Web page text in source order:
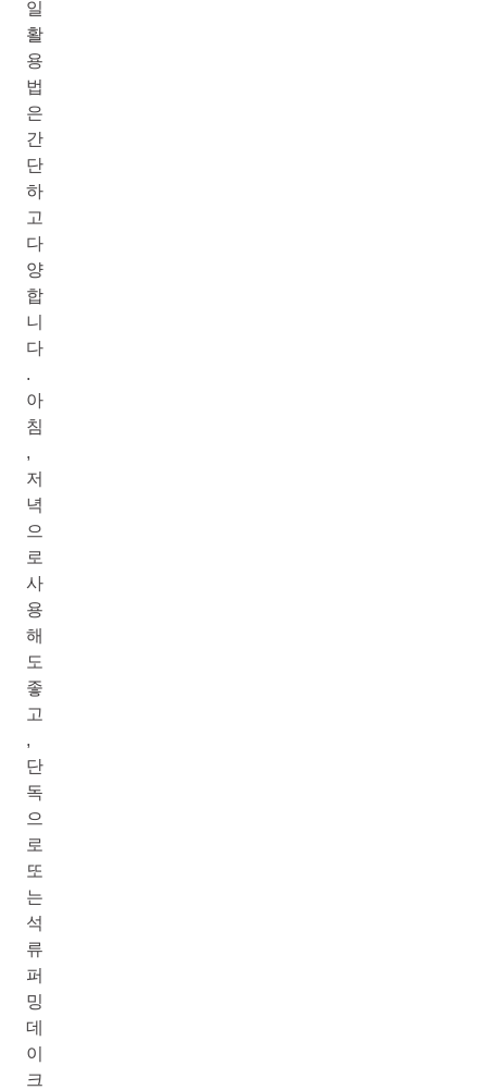
일
활
용
법
은
간
단
하
고
다
양
합
니
다
.
아
침
,
저
녁
으
로
사
용
해
도
좋
고
,
단
독
으
로
또
는
석
류
퍼
밍
데
이
크